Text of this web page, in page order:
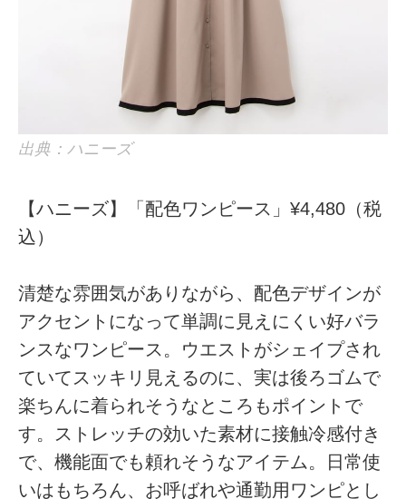
出典：ハニーズ
【ハニーズ】「配色ワンピース」¥4,480（税
込）
清楚な雰囲気がありながら、配色デザインが
アクセントになって単調に見えにくい好バラ
ンスなワンピース。ウエストがシェイプされ
ていてスッキリ見えるのに、実は後ろゴムで
楽ちんに着られそうなところもポイントで
す。ストレッチの効いた素材に接触冷感付き
で、機能面でも頼れそうなアイテム。日常使
いはもちろん、お呼ばれや通勤用ワンピとし